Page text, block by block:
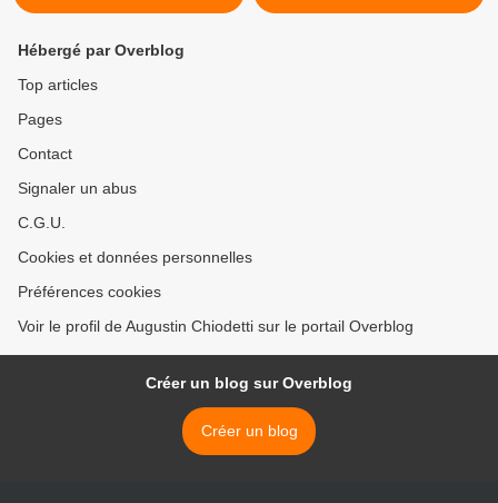
Hébergé par Overblog
Top articles
Pages
Contact
Signaler un abus
C.G.U.
Cookies et données personnelles
Préférences cookies
Voir le profil de Augustin Chiodetti sur le portail Overblog
Créer un blog sur Overblog
Créer un blog